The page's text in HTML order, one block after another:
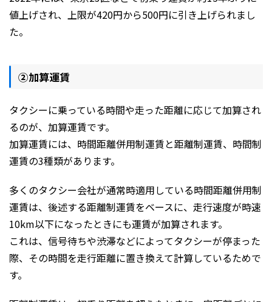
値上げされ、上限が420円から500円に引き上げられまし
た。
②加算運賃
タクシーに乗っている時間や走った距離に応じて加算され
るのが、加算運賃です。
加算運賃には、時間距離併用制運賃と距離制運賃、時間制
運賃の3種類があります。
多くのタクシー会社が通常時適用している時間距離併用制
運賃は、後述する距離制運賃をベースに、走行速度が時速
10km以下になったときにも運賃が加算されます。
これは、信号待ちや渋滞などによってタクシーが停まった
際、その時間を走行距離に置き換えて計算しているためで
す。